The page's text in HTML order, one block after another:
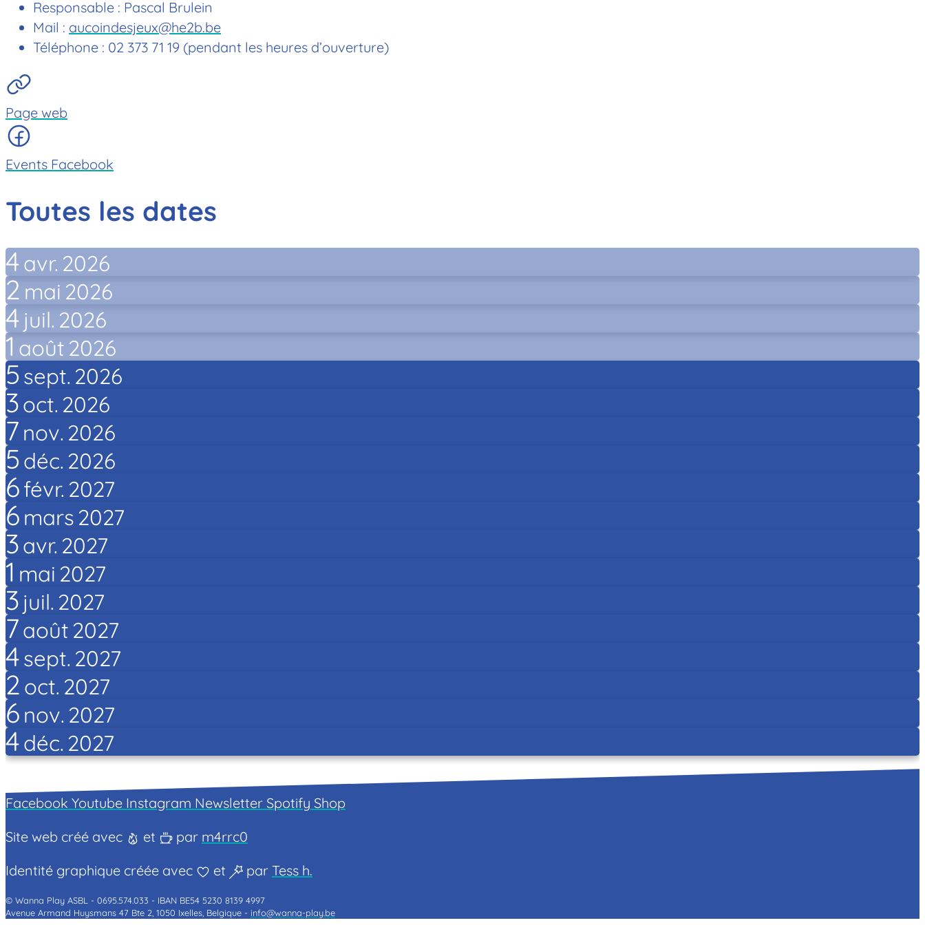
Responsable : Pascal Brulein
Mail : aucoindesjeux@he2b.be
Téléphone : 02 373 71 19 (pendant les heures d’ouverture)
Page web
Events Facebook
Toutes les dates
4avr. 2026
2 mai 2026
4 juil. 2026
1 août 2026
5 sept. 2026
3oct. 2026
7 nov. 2026
5 déc. 2026
6févr. 2027
6 mars 2027
3avr. 2027
1 mai 2027
3 juil. 2027
7août 2027
4sept. 2027
2 oct. 2027
6 nov. 2027
4déc. 2027
Facebook Youtube Instagram Newsletter Spotify Shop
Site web créé avec
et par m4rrc0
Identité graphique créée avec
et par Tess h.
© Wanna Play ASBL - 0695.574.033 - IBAN BE54 5230 8139 4997
Avenue Armand Huysmans 47 Bte 2, 1050 Ixelles, Belgique -